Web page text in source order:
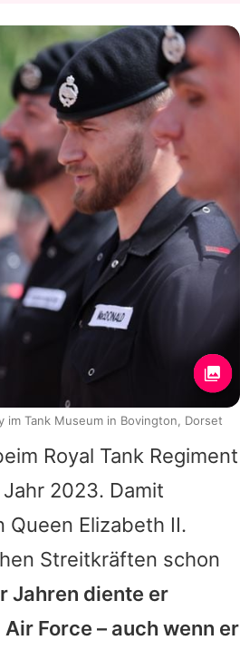
Royal Tank Regiment
2023. Damit
Queen Elizabeth II.
Streitkräften schon
Jahren diente er
Force – auch wenn er
im Tank Museum in Bovington, Dorset